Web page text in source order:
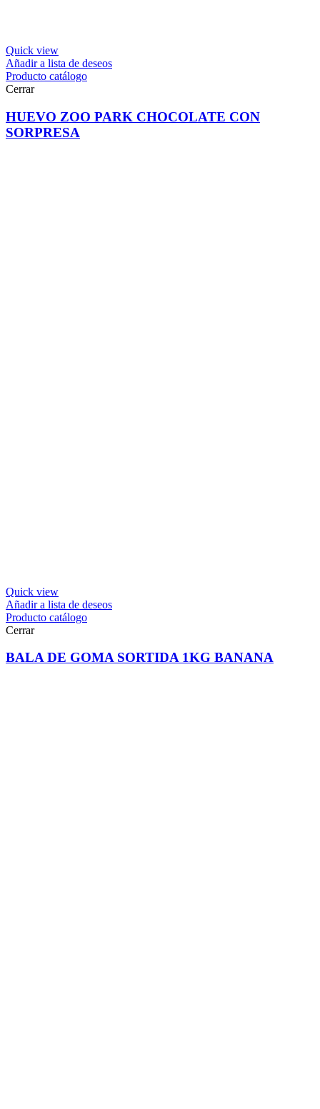
Quick view
Añadir a lista de deseos
Producto catálogo
Cerrar
HUEVO ZOO PARK CHOCOLATE CON
SORPRESA
Quick view
Añadir a lista de deseos
Producto catálogo
Cerrar
BALA DE GOMA SORTIDA 1KG BANANA